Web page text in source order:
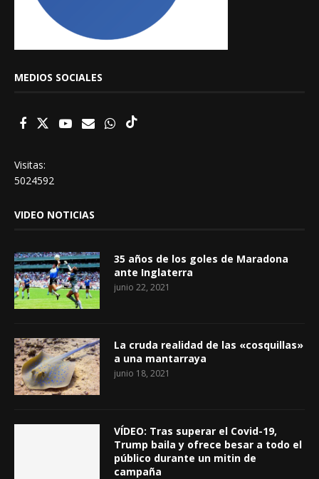
MEDIOS SOCIALES
Visitas:
5024592
VIDEO NOTICIAS
35 años de los goles de Maradona
ante Inglaterra
junio 22, 2021
La cruda realidad de las «cosquillas»
a una mantarraya
junio 18, 2021
VÍDEO: Tras superar el Covid-19,
Trump baila y ofrece besar a todo el
público durante un mitin de
campaña